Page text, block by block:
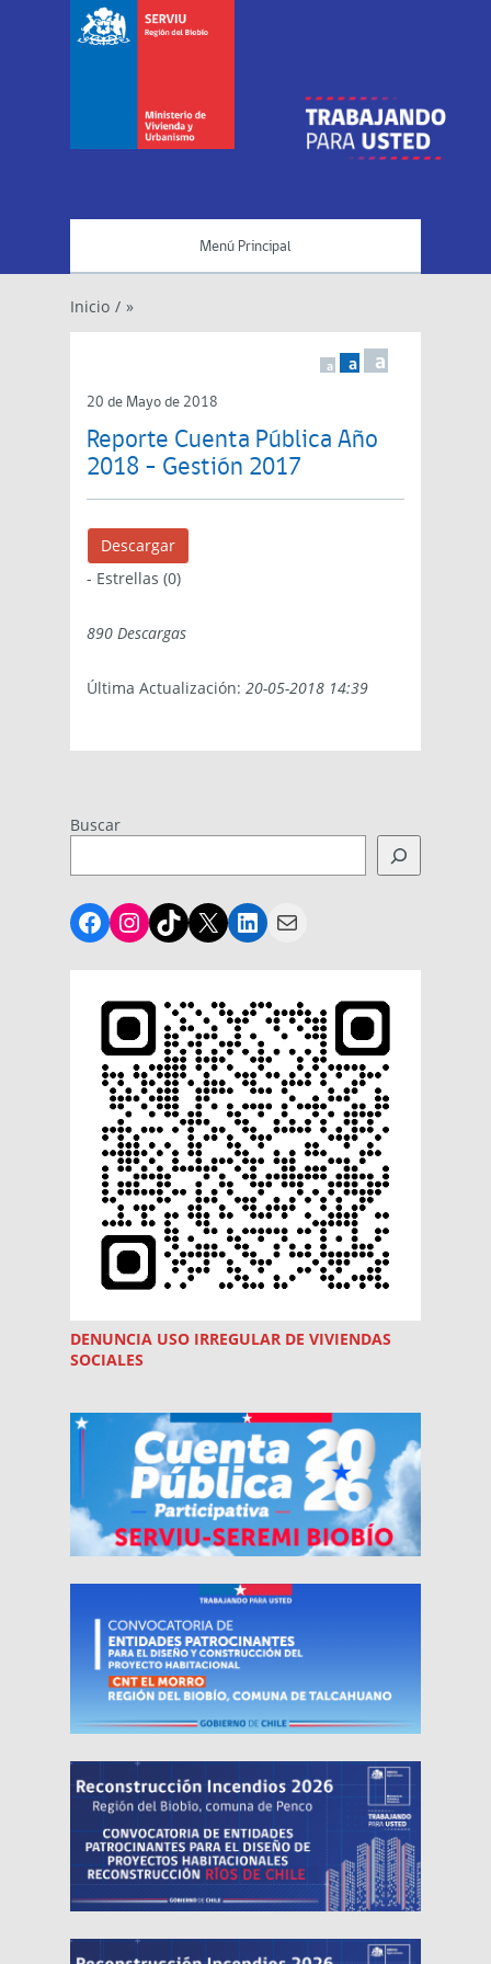
Menú Principal
Inicio / »
a a a
20 de Mayo de 2018
Reporte Cuenta Pública Año
2018 – Gestión 2017
Descargar
- Estrellas (0)
890 Descargas
Última Actualización: 20-05-2018 14:39
Buscar
Facebook
Instagram
TikTok
X LinkedIn
Mail
DENUNCIA USO IRREGULAR DE VIVIENDAS
SOCIALES